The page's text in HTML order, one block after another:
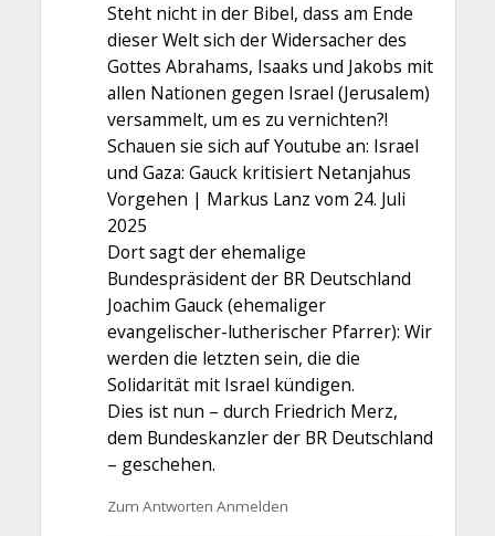
Steht nicht in der Bibel, dass am Ende
dieser Welt sich der Widersacher des
Gottes Abrahams, Isaaks und Jakobs mit
allen Nationen gegen Israel (Jerusalem)
versammelt, um es zu vernichten?!
Schauen sie sich auf Youtube an: Israel
und Gaza: Gauck kritisiert Netanjahus
Vorgehen | Markus Lanz vom 24. Juli
2025
Dort sagt der ehemalige
Bundespräsident der BR Deutschland
Joachim Gauck (ehemaliger
evangelischer-lutherischer Pfarrer): Wir
werden die letzten sein, die die
Solidarität mit Israel kündigen.
Dies ist nun – durch Friedrich Merz,
dem Bundeskanzler der BR Deutschland
– geschehen.
Zum Antworten Anmelden